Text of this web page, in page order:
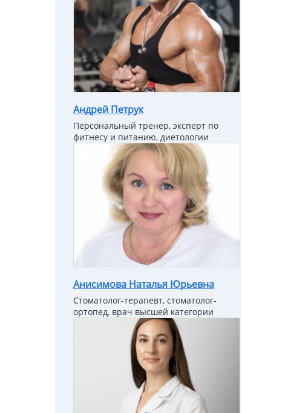
Андрей Петрук
Персональный тренер, эксперт по
фитнесу и питанию, диетологии
Анисимова Наталья Юрьевна
Стоматолог-терапевт, стоматолог-
ортопед, врач высшей категории